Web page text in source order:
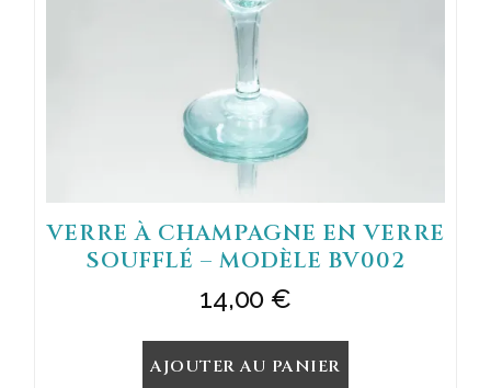
VERRE À CHAMPAGNE EN VERRE
SOUFFLÉ – MODÈLE BV002
14,00 €
AJOUTER AU PANIER